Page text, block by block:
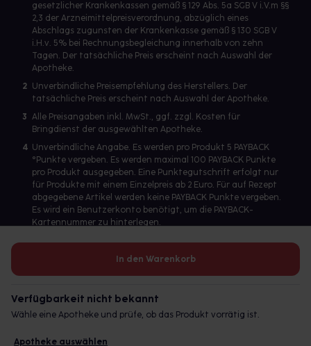
In den Warenkorb
Verfügbarkeit nicht bekannt
Wähle eine Apotheke und prüfe, ob das Produkt vorrätig ist.
Apotheke auswählen
gesetzlicher Krankenkassen gemäß § 129 Abs. 5a SGB V i.V.m §§
2,3 der Arzneimittelpreisverordnung, abzüglich eines
Abschlags zugunsten der Krankenkasse gemäß § 130 SGB V
i.H.v. 5% bei Rechnungsbegleichung innerhalb von zehn
Tagen. Der tatsächliche Preis erscheint nach Auswahl der
Apotheke.
2 Unverbindliche Preisempfehlung des Herstellers. Der
tatsächliche Preis erscheint nach Auswahl der Apotheke.
3 Alle Preisangaben inkl. MwSt., ggf. zzgl. Kosten für
Bringdienst der ausgewählten Apotheke.
4 Unverbindliche Angabe. Es werden pro Produkt 5 PAYBACK
°Punkte vergeben. Es werden maximal 100 PAYBACK Punkte
pro Produkt ausgegeben. Eine Punktegutschrift erfolgt nur
für Produkte mit einem Einzelpreis ab 2 Euro. Für auf Rezept
abgegebene Artikel werden keine PAYBACK Punkte vergeben.
Es wird ein Benutzerkonto benötigt, um die PAYBACK-
Kartennummer zu hinterlegen.
Betreiber des Portals und verantwortlich: gesund.de GmbH &
© 2026 gesund.de GmbH & Co. KG